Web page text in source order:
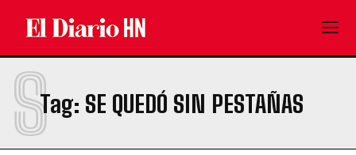
Tag: SE QUEDÓ SIN PESTAÑAS
S